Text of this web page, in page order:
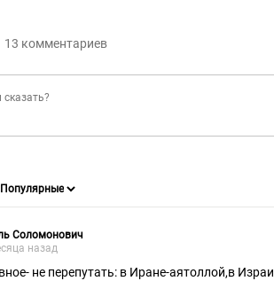
13 комментариев
Соломонович
назад
не перепутать: в Иране-аятоллой,в